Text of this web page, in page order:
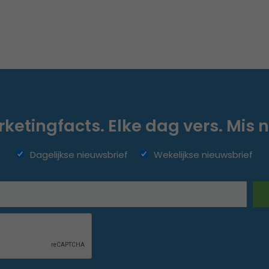
Elke dag vers. Mis
Dagelijkse nieuwsbrief Wekelijkse nieuwsbrief